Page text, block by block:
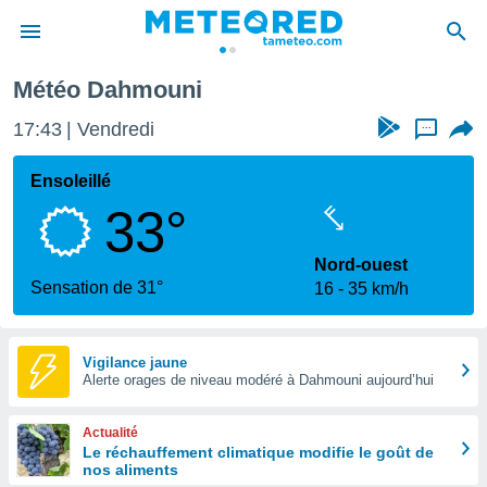
de
Météo Dahmouni
17:43 Vendredi ...
Ensoleillé
33°
Sensation de 31°
Nord-ouest
16
35 km/h
Vigilance jaune
Alerte orages de niveau modéré à Dahmouni aujourd’hui
Actualité
Le réchauffement climatique modifie le goût de
nos aliments